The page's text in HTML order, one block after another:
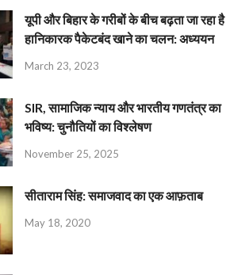
यूपी और बिहार के गरीबों के बीच बढ़ता जा रहा है
हानिकारक पैकेटबंद खाने का चलन: अध्ययन
March 23, 2023
SIR, सामाजिक न्याय और भारतीय गणतंत्र का
भविष्य: चुनौतियों का विश्लेषण
November 25, 2025
सीताराम सिंह: समाजवाद का एक आफ़ताब
May 18, 2020